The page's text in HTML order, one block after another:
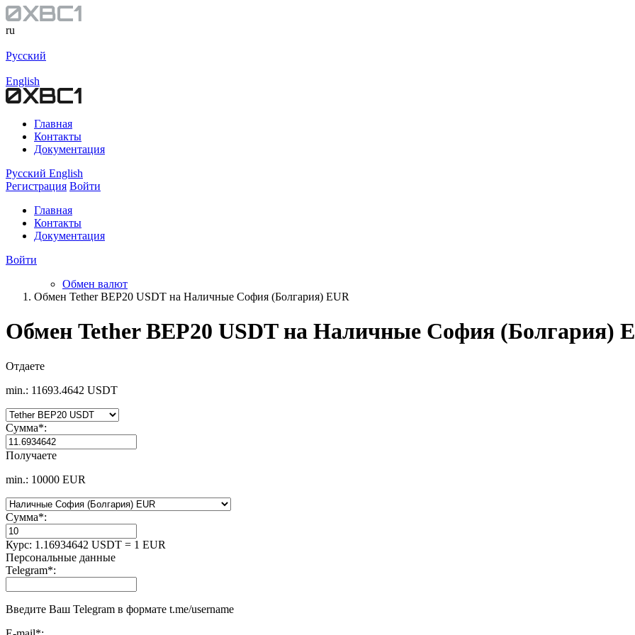
ru
Русский
English
Главная
Контакты
Документация
Русский English
Регистрация Войти
Главная
Контакты
Документация
Войти
Обмен валют
Обмен Tether BEP20 USDT на Наличные София (Болгария) EUR
Обмен Tether BEP20 USDT на Наличные София (Болгария)
Отдаете
min.: 11693.4642 USDT
Сумма*:
Получаете
min.: 10000 EUR
Сумма*:
Курс: 1.16934642 USDT = 1 EUR
Персональные данные
Telegram*:
Введите Ваш Telegram в формате t.me/username